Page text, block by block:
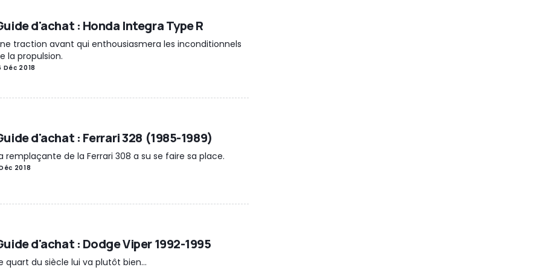
d'achat : Honda Integra Type R
traction avant qui enthousiasmera les inconditionnels
la propulsion.
Déc 2018
d'achat : Ferrari 328 (1985-1989)
remplaçante de la Ferrari 308 a su se faire sa place.
2018
d'achat : Dodge Viper 1992-1995
quart du siècle lui va plutôt bien...